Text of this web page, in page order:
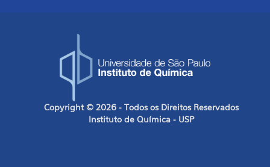
Copyright © 2026 - Todos os Direitos Reservados
Instituto de Química - USP